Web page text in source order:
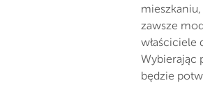
zawsze
właściciele
Wybierając
będzie